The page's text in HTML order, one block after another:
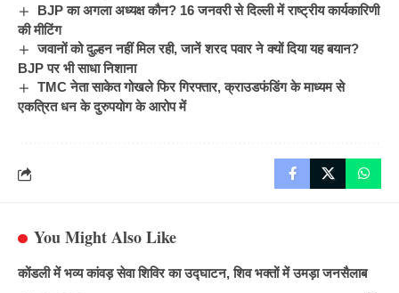
BJP का अगला अध्यक्ष कौन? 16 जनवरी से दिल्ली में राष्ट्रीय कार्यकारिणी
की मीटिंग
जवानों को दुल्हन नहीं मिल रही, जानें शरद पवार ने क्यों दिया यह बयान?
BJP पर भी साधा निशाना
TMC नेता साकेत गोखले फिर गिरफ्तार, क्राउडफंडिंग के माध्यम से
एकत्रित धन के दुरुपयोग के आरोप में
You Might Also Like
कोंडली में भव्य कांवड़ सेवा शिविर का उद्घाटन, शिव भक्तों में उमड़ा जनसैलाब